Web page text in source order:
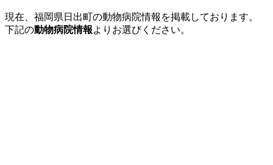
現在、福岡県日出町の動物病院情報を掲載しております。
下記の動物病院情報よりお選びください。